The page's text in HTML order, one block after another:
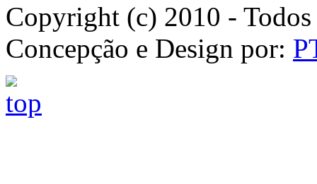
Copyright (c) 2010 -
Concepção e Design por: